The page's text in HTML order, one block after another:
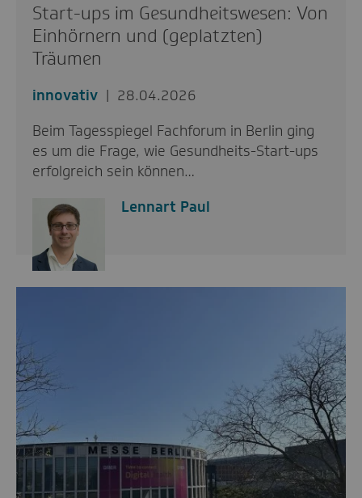
Start-ups im Gesundheitswesen: Von
Einhörnern und (geplatzten)
Träumen
innovativ
28.04.2026
Beim Tagesspiegel Fachforum in Berlin ging
es um die Frage, wie Gesundheits-Start-ups
erfolgreich sein können…
Lennart Paul